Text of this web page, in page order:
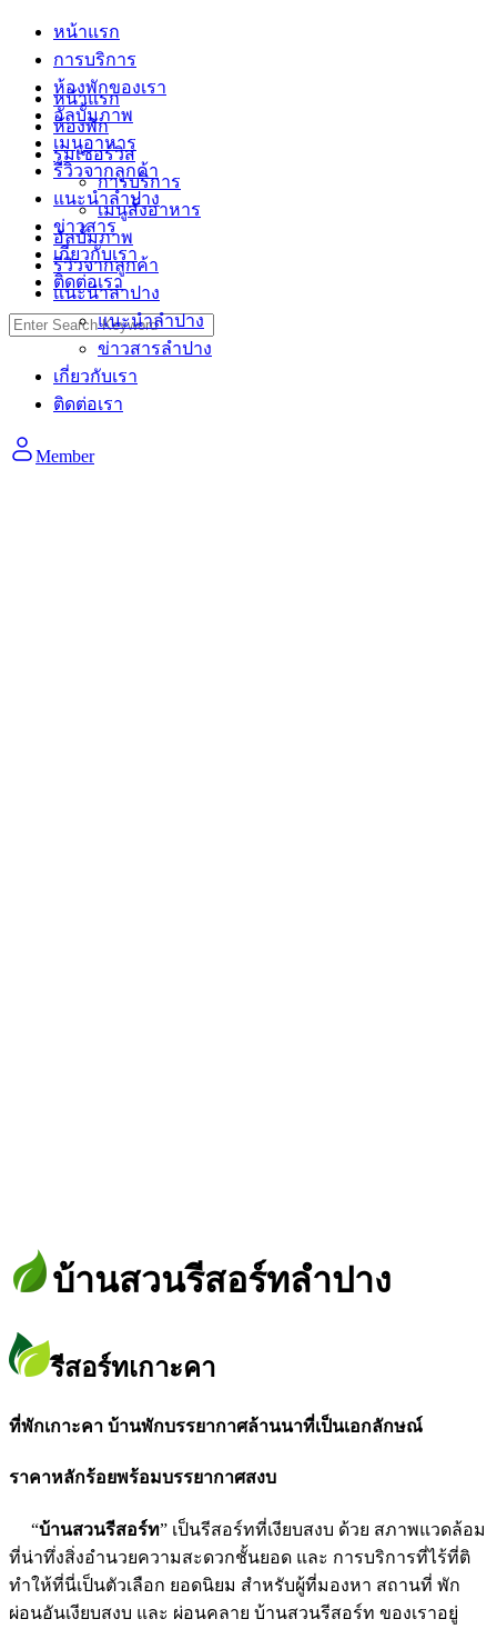
Skip
content
หน้าแรก
ห้องพัก
รูมเซอร์วิส
การบริการ
เมนูสั้งอาหาร
อัลบั้มภาพ
รีวิวจากลูกค้า
แนะนำลำปาง
แนะนำลำปาง
ข่าวสารลำปาง
เกี่ยวกับเรา
ติดต่อเรา
Member
หน้าแรก
การบริการ
ห้องพักของเรา
อัลบั้มภาพ
เมนูอาหาร
รีวิวจากลูกค้า
แนะนำลำปาง
ข่าวสาร
เกี่ยวกับเรา
ติดต่อเรา
Search
for:
บ้านสวนรีสอร์ทลำปาง
รีสอร์ทเกาะคา
ที่พักเกาะคา บ้านพักบรรยากาศล้านนาที่เป็นเอกลักษณ์
ราคาหลักร้อยพร้อมบรรยากาศสงบ
“บ้านสวนรีสอร์ท” เป็นรีสอร์ทที่เงียบสงบ ด้วย สภาพแวดล้อม
ที่น่าทึ่งสิ่งอำนวยความสะดวกชั้นยอด และ การบริการที่ไร้ที่ติ
ทำให้ที่นี่เป็นตัวเลือก ยอดนิยม สำหรับผู้ที่มองหา สถานที่ พัก
ผ่อนอันเงียบสงบ และ ผ่อนคลาย บ้านสวนรีสอร์ท ของเราอยู่